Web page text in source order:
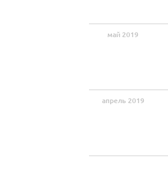
май 2019
апрель 2019